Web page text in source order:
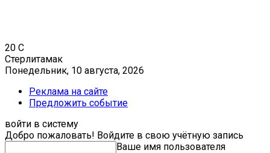
20 C
Стерлитамак
Понедельник, 10 августа, 2026
Реклама на сайте
Предложить событие
войти в систему
Добро пожаловать! Войдите в свою учётную запись
Ваше имя пользователя